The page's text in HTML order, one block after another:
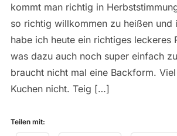
kommt man richtig in
so richtig willkommen zu heißen und
habe ich heute ein richtiges leckeres
was dazu auch noch super einfach
braucht nicht mal eine Backform.
Kuchen nicht. Teig […]
Teilen mit: